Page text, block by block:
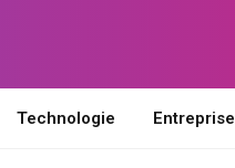
Technologie Entreprise